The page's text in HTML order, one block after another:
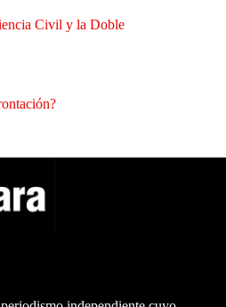
Civil y la Doble